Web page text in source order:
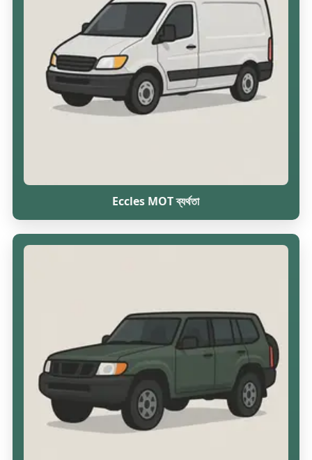
Eccles MOT ব্যর্থতা